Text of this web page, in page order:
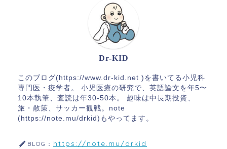
Dr-KID
このブログ(https://www.dr-kid.net )を書いてる小児科
専門医・疫学者。 小児医療の研究で、英語論文を年5〜
10本執筆、査読は年30-50本。 趣味は中長期投資、
旅・散策、サッカー観戦。note
(https://note.mu/drkid)もやってます。
BLOG： https://note.mu/drkid